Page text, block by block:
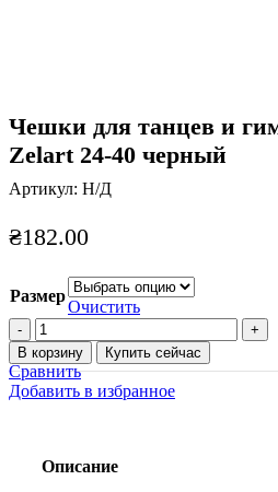
Чешки для танцев и
Zelart 24-40 черный
Артикул: Н/Д
₴182.00
Размер
Очистить
Количество
товара
Чешки
для
танцев
кожаные
В корзину Купить сейчас
Сравнить
Добавить в избранное
Описание